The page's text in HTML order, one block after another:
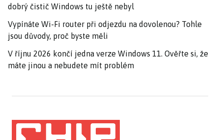
dobrý čistič Windows tu ještě nebyl
Vypínáte Wi-Fi router při odjezdu na dovolenou? Tohle
jsou důvody, proč byste měli
V říjnu 2026 končí jedna verze Windows 11. Ověřte si, že
máte jinou a nebudete mít problém